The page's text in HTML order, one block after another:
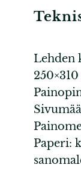
Lehden
Paperi: